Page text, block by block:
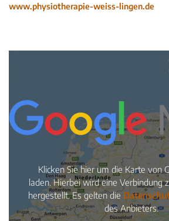
www.physiotherapie-weiss-lingen.de
Klicken Sie hier um die Karte von
laden. Hierbei wird eine Verbindung
hergestellt. Es gelten die
des Anbieters.